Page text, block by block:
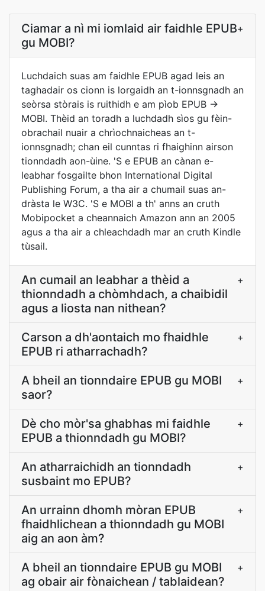
Ciamar a nì mi iomlaid air faidhle EPUB
gu MOBI?
+
Luchdaich suas am faidhle EPUB agad leis an
taghadair os cionn is lorgaidh an t-ionnsgnadh an
seòrsa stòrais is ruithidh e am pìob EPUB ->
MOBI. Thèid an toradh a luchdadh sìos gu fèin-
obrachail nuair a chrìochnaicheas an t-
ionnsgnadh; chan eil cunntas ri fhaighinn airson
tionndadh aon-ùine. 'S e EPUB an cànan e-
leabhar fosgailte bhon International Digital
Publishing Forum, a tha air a chumail suas an-
dràsta le W3C. 'S e MOBI a th' anns an cruth
Mobipocket a cheannaich Amazon ann an 2005
agus a tha air a chleachdadh mar an cruth Kindle
tùsail.
An cumail an leabhar a thèid a
thionndadh a chòmhdach, a chaibidil
agus a liosta nan nithean?
+
Carson a dh'aontaich mo fhaidhle
EPUB ri atharrachadh?
+
A bheil an tionndaire EPUB gu MOBI
saor?
+
Dè cho mòr'sa ghabhas mi faidhle
EPUB a thionndadh gu MOBI?
+
An atharraichidh an tionndadh
susbaint mo EPUB?
+
An urrainn dhomh mòran EPUB
fhaidhlichean a thionndadh gu MOBI
aig an aon àm?
+
A bheil an tionndaire EPUB gu MOBI
ag obair air fònaichean / tablaidean?
+